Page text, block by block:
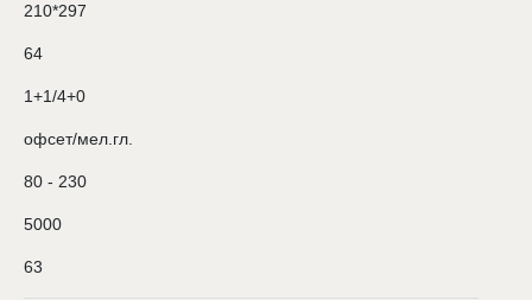
210*297
64
1+1/4+0
офсет/мел.гл.
80 - 230
5000
63